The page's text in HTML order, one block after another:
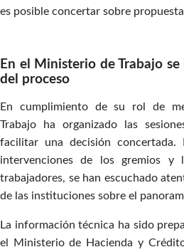
es posible concertar sobre
En el Ministerio de Trabajo
del proceso
En cumplimiento de su rol de
Trabajo ha organizado las
facilitar una decisión concertada.
intervenciones de los gremios y
trabajadores, se han escuchado
de las instituciones sobre el
La información técnica ha sido
el Ministerio de Hacienda y